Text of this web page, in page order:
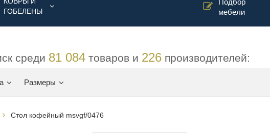
ГОБЕЛЕНЫ
Подбор
мебели
среди 81 084товаров и 226производителей:
Размеры
Стол кофейный msvgf/0476